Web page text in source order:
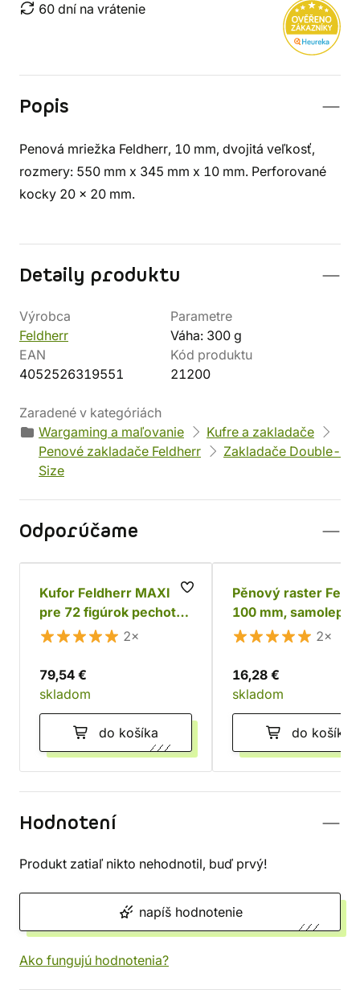
60 dní na vrátenie
Popis
Penová mriežka Feldherr, 10 mm, dvojitá veľkosť,
rozmery: 550 mm x 345 mm x 10 mm. Perforované
kocky 20 x 20 mm.
Detaily produktu
Výrobca
Feldherr
Parametre
Váha: 300 g
EAN
4052526319551
Kód produktu
21200
Zaradené v kategóriách
Wargaming a maľovanie
Kufre a zakladače
Penové zakladače Feldherr
Zakladače Double-
Size
Odporúčame
Kufor Feldherr MAXI
pre 72 figúrok pechoty
+ tanky a monštrá
2×
79,54 €
skladom
do košíka
Pěnový raster
100 mm, samolepící
2×
16,28 €
skladom
do košíka
Hodnotení
Produkt zatiaľ nikto nehodnotil, buď prvý!
napíš hodnotenie
Ako fungujú hodnotenia?